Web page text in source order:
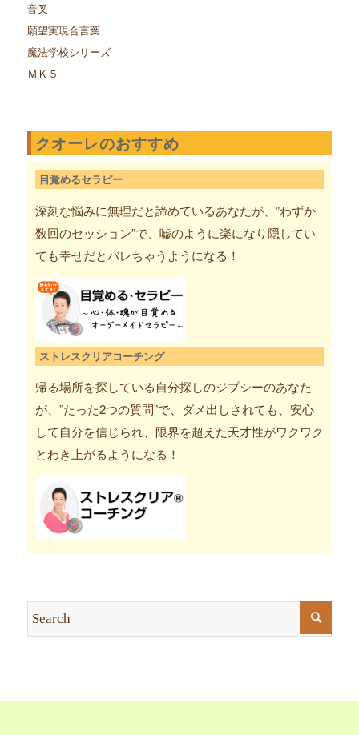
音叉
願望実現合言葉
魔法学校シリーズ
ＭＫ５
クオーレのおすすめ
目覚めるセラピー
深刻な悩みに無理だと諦めているあなたが、”わずか
数回のセッション”で、嘘のように楽になり隠してい
ても幸せだとバレちゃうようになる！
ストレスクリアコーチング
帰る場所を探している自分探しのジプシーのあなた
が、”たった2つの質問”で、ダメ出しされても、安心
して自分を信じられ、限界を超えた天才性がワクワク
とわき上がるようになる！